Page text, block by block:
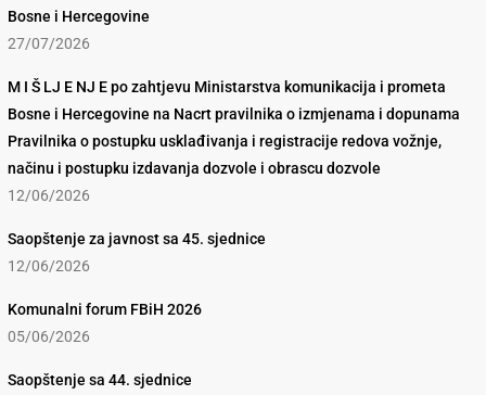
Bosne i Hercegovine
27/07/2026
M I Š LJ E NJ E po zahtjevu Ministarstva komunikacija i prometa
Bosne i Hercegovine na Nacrt pravilnika o izmjenama i dopunama
Pravilnika o postupku usklađivanja i registracije redova vožnje,
načinu i postupku izdavanja dozvole i obrascu dozvole
12/06/2026
Saopštenje za javnost sa 45. sjednice
12/06/2026
Komunalni forum FBiH 2026
05/06/2026
Saopštenje sa 44. sjednice